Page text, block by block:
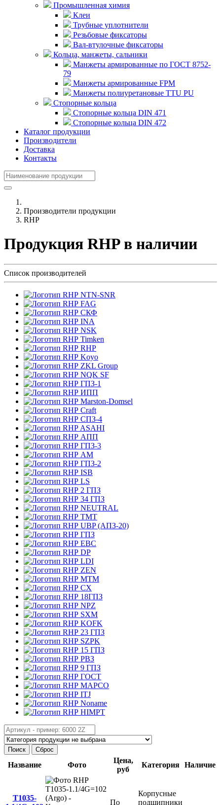
Промышленная химия
Клеи
Трубные уплотнители
Резьбовые фиксаторы
Вал-втулочные фиксаторы
Кольца, манжеты, сальники
Манжеты армированные по ГОСТ 8752-
79
Манжеты армированные FPM
Манжеты полиуретановые TTU PU
Стопорные кольца
Стопорные кольца DIN 471
Стопорные кольца DIN 472
Каталог продукции
Производители
Доставка
Контакты
Производители продукции
RHP
Продукция RHP в наличии
Список производителей
NTN-SNR
FAG
СКФ
INA
NSK
Timken
RHP
Koyo
ZKL Group
NQK SF
ГПЗ-1
ИПП
Marston-Domsel
Craft
СПЗ-4
ASAHI
АПП
ГПЗ-3
АМ
ГПЗ-2
ISB
LS
2 ГПЗ
34 ГПЗ
NEUTRAL
TMT
UBP (АПЗ-20)
ГПЗ
EBC
DP
LDI
ZEN
MTM
CX
18ГПЗ
NPZ
SXM
KOFK
23 ГПЗ
SZPK
15 ГПЗ
РВЗ
9 ГПЗ
ГОСТ
MAPCO
ITJ
Noname
HIMPT
Поиск Сброс
Название Фото
Цена,
руб
Категория Наличие
T1035-
По
Корпусные
подшипники